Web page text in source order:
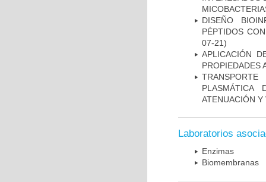
DISEÑO
PÉPTIDOS
07-21)
APLICACIÓN
PROPIEDADES
PLASMÁTICA
ATENUACIÓN Y
Laboratorios
Enzimas
Biomembranas